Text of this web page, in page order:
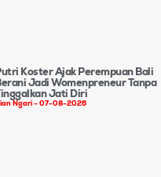
Koster Ajak Perempuan Bali
Jadi Womenpreneur Tanpa
Jati Diri
Ngari 07-08-2026